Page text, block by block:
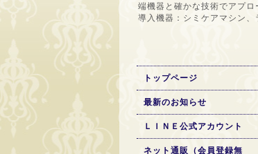
端機器と確かな技術でアプロ
導入機器：シミケアマシン
トップページ
最新のお知らせ
ＬＩＮＥ公式アカウント
ネット通販（会員登録無